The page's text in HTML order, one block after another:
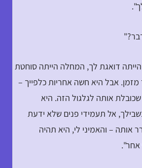
דואגת לך, המחלה הייתה סוחטת
אבל היא חשה אחריות כלפייך –
אותה לגלגול הזה. היא
אל תעמידי פנים שלא ידעת
אותה – והאמיני לי, היא תהיה
אחר".